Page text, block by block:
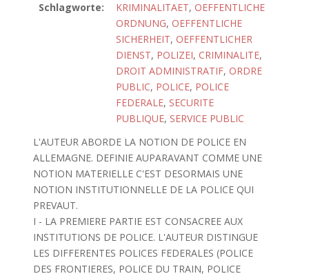
Schlagworte:
KRIMINALITAET, OEFFENTLICHE
ORDNUNG, OEFFENTLICHE
SICHERHEIT, OEFFENTLICHER
DIENST, POLIZEI, CRIMINALITE,
DROIT ADMINISTRATIF, ORDRE
PUBLIC, POLICE, POLICE
FEDERALE, SECURITE
PUBLIQUE, SERVICE PUBLIC
L'AUTEUR ABORDE LA NOTION DE POLICE EN
ALLEMAGNE. DEFINIE AUPARAVANT COMME UNE
NOTION MATERIELLE C'EST DESORMAIS UNE
NOTION INSTITUTIONNELLE DE LA POLICE QUI
PREVAUT.
I - LA PREMIERE PARTIE EST CONSACREE AUX
INSTITUTIONS DE POLICE. L'AUTEUR DISTINGUE
LES DIFFERENTES POLICES FEDERALES (POLICE
DES FRONTIERES, POLICE DU TRAIN, POLICE